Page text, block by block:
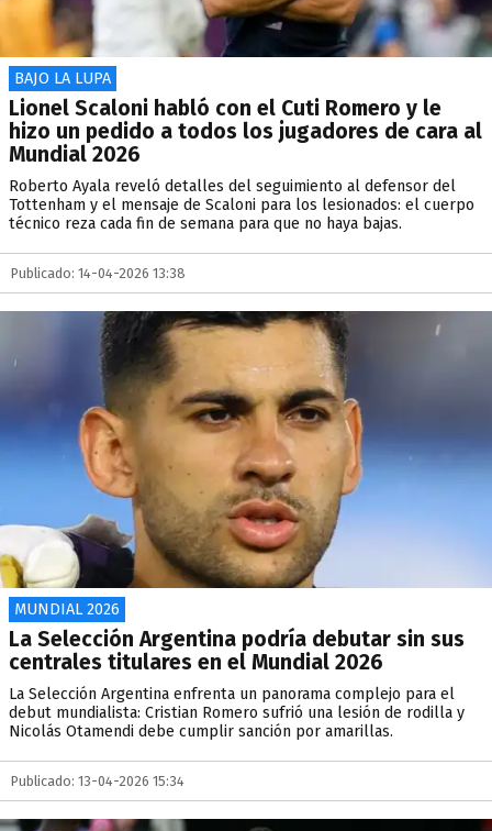
BAJO LA LUPA
Lionel Scaloni habló con el Cuti Romero y le
hizo un pedido a todos los jugadores de cara al
Mundial 2026
Roberto Ayala reveló detalles del seguimiento al defensor del
Tottenham y el mensaje de Scaloni para los lesionados: el cuerpo
técnico reza cada fin de semana para que no haya bajas.
Publicado: 14-04-2026 13:38
MUNDIAL 2026
La Selección Argentina podría debutar sin sus
centrales titulares en el Mundial 2026
La Selección Argentina enfrenta un panorama complejo para el
debut mundialista: Cristian Romero sufrió una lesión de rodilla y
Nicolás Otamendi debe cumplir sanción por amarillas.
Publicado: 13-04-2026 15:34